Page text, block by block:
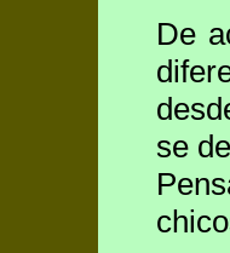
De
se